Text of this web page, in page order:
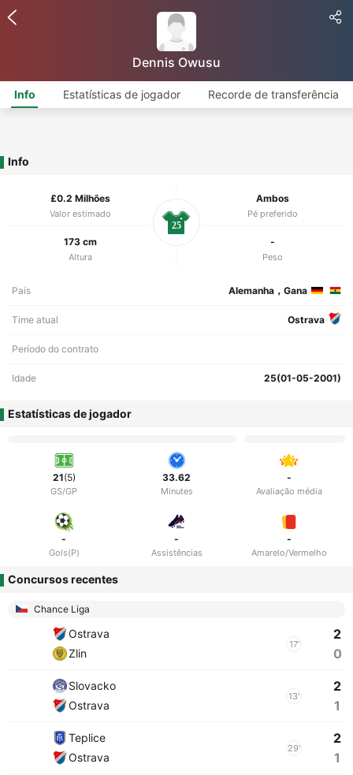
Dennis Owusu
Info Estatísticas de jogador Recorde de transferência
Info
£0.2 Milhões
Valor estimado
Ambos
Pé preferido
173 cm
Altura
-
Peso
25
País Alemanha，Gana
Time atual Ostrava
Período do contrato
Idade 25(01-05-2001)
Estatísticas de jogador
21(5)
GS/GP
33.62
Minutes
-
Avaliação média
-
Gols(P)
-
Assistências
-
Amarelo/Vermelho
Concursos recentes
Chance Liga
Ostrava
Zlin
17'
2
0
Slovacko
Ostrava
13'
2
1
Teplice
Ostrava
29'
2
1